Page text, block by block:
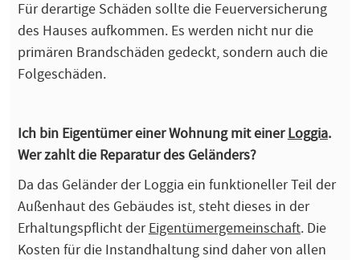
Für derartige Schäden sollte die Feuerversicherung
des Hauses aufkommen. Es werden nicht nur die
primären Brandschäden gedeckt, sondern auch die
Folgeschäden.
Ich bin Eigentümer einer Wohnung mit einerLoggia.
Wer zahlt die Reparatur des Geländers?
Da das Geländer der Loggia ein funktioneller Teil der
Außenhaut des Gebäudes ist, steht dieses in der
Erhaltungspflicht derEigentümergemeinschaft. Die
Kosten für die Instandhaltung sind daher von allen